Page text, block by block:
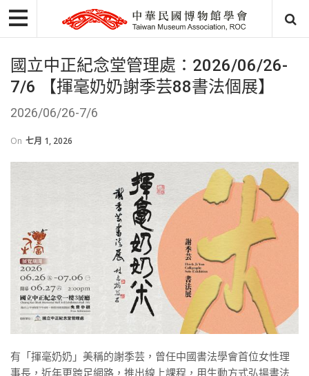
國立中正紀念堂管理處：2026/06/26-
7/6 【揮毫奶奶謝季芸88書法個展】
2026/06/26-7/6
On 七月 1, 2026
有「揮毫奶奶」美稱的謝季芸，曾任中國書法學會首位女性理
事長，近年更跨足網路，推出線上課程，用生動方式弘揚書法